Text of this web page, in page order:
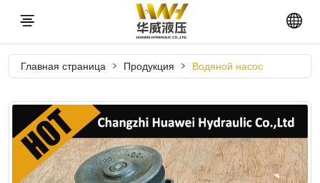
Главная страница Продукция Водяной насос